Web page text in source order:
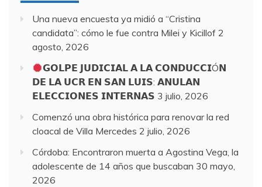
Una nueva encuesta ya midió a “Cristina
candidata”: cómo le fue contra Milei y Kicillof 2
agosto, 2026
𝗚𝗢𝗟𝗣𝗘 𝗝𝗨𝗗𝗜𝗖𝗜𝗔𝗟 𝗔 𝗟𝗔 𝗖𝗢𝗡𝗗𝗨𝗖𝗖𝗜Ó𝗡
𝗗𝗘 𝗟𝗔 𝗨𝗖𝗥 𝗘𝗡 𝗦𝗔𝗡 𝗟𝗨𝗜𝗦: 𝗔𝗡𝗨𝗟𝗔𝗡
𝗘𝗟𝗘𝗖𝗖𝗜𝗢𝗡𝗘𝗦 𝗜𝗡𝗧𝗘𝗥𝗡𝗔𝗦 3 julio, 2026
Comenzó una obra histórica para renovar la red
cloacal de Villa Mercedes 2 julio, 2026
Córdoba: Encontraron muerta a Agostina Vega, la
adolescente de 14 años que buscaban 30 mayo,
2026